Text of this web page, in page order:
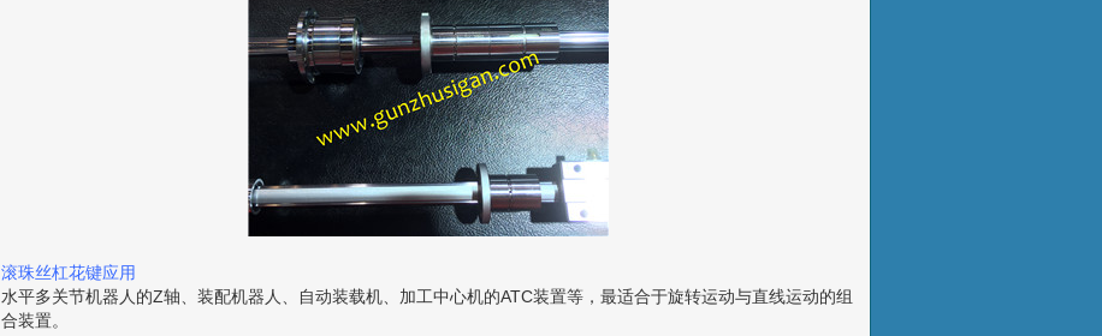
滚珠丝杠花键应用
水平多关节机器人的Z轴、装配机器人、自动装载机、加工中心机的ATC装置等，最适合于旋转运动与直线运动的组
合装置。